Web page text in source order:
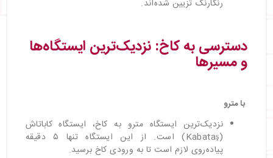
رنگارنگ تزیین شده‌اند.
دسترسی به کاخ: نزدیک‌ترین ایستگاه‌ها
و مسیرها
با مترو
نزدیک‌ترین ایستگاه مترو به کاخ، ایستگاه کاباتاش
(Kabataş) است. از این ایستگاه تنها ۵ دقیقه
پیاده‌روی لازم است تا به ورودی کاخ برسید.